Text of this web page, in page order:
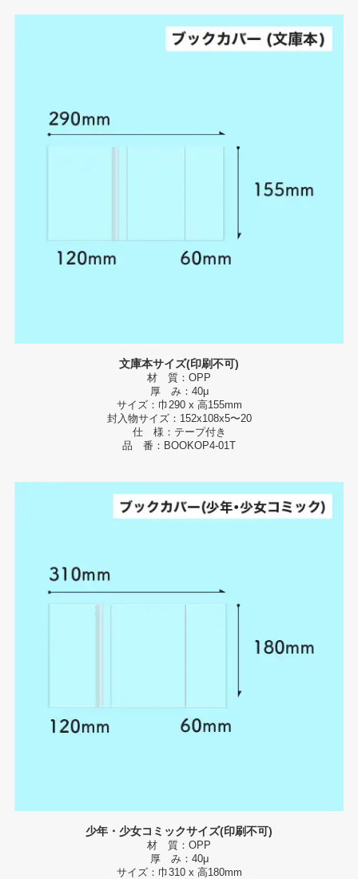
文庫本サイズ(印刷不可)
材 質：OPP
厚 み：40μ
サイズ：巾290 x 高155mm
封入物サイズ：152x108x5〜20
仕 様：テープ付き
品 番：BOOKOP4-01T
少年・少女コミックサイズ(印刷不可)
材 質：OPP
厚 み：40μ
サイズ：巾310 x 高180mm